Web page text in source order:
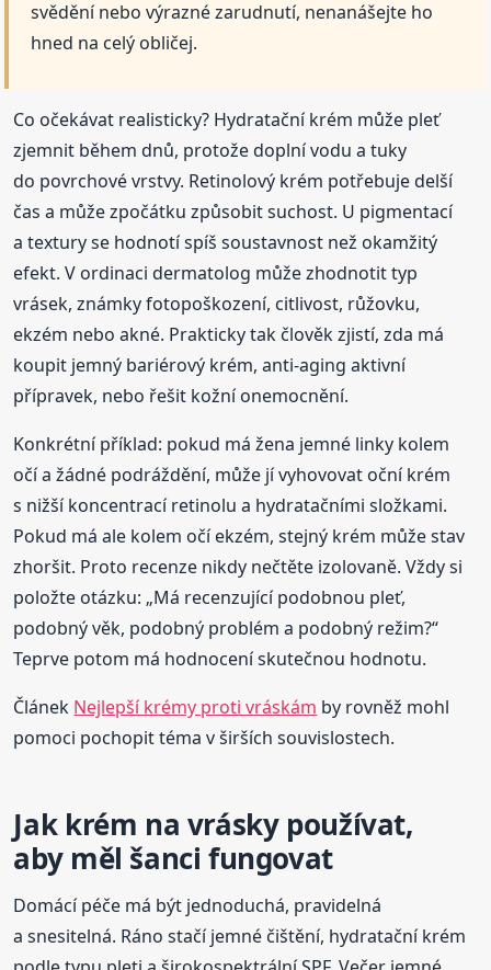
svědění nebo výrazné zarudnutí, nenanášejte ho
hned na celý obličej.
Co očekávat realisticky? Hydratační krém může pleť
zjemnit během dnů, protože doplní vodu a tuky
do povrchové vrstvy. Retinolový krém potřebuje delší
čas a může zpočátku způsobit suchost. U pigmentací
a textury se hodnotí spíš soustavnost než okamžitý
efekt. V ordinaci dermatolog může zhodnotit typ
vrásek, známky fotopoškození, citlivost, růžovku,
ekzém nebo akné. Prakticky tak člověk zjistí, zda má
koupit jemný bariérový krém, anti-aging aktivní
přípravek, nebo řešit kožní onemocnění.
Konkrétní příklad: pokud má žena jemné linky kolem
očí a žádné podráždění, může jí vyhovovat oční krém
s nižší koncentrací retinolu a hydratačními složkami.
Pokud má ale kolem očí ekzém, stejný krém může stav
zhoršit. Proto recenze nikdy nečtěte izolovaně. Vždy si
položte otázku: „Má recenzující podobnou pleť,
podobný věk, podobný problém a podobný režim?“
Teprve potom má hodnocení skutečnou hodnotu.
Článek Nejlepší krémy proti vráskám by rovněž mohl
pomoci pochopit téma v širších souvislostech.
Jak krém na vrásky používat,
aby měl šanci fungovat
Domácí péče má být jednoduchá, pravidelná
a snesitelná. Ráno stačí jemné čištění, hydratační krém